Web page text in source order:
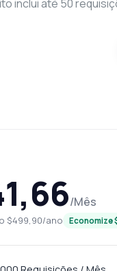
inclui até 50
/Mês
$499,90/ano Economize